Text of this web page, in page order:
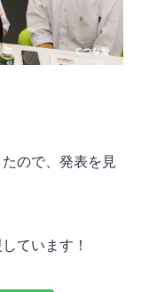
ので、発表を見
ています！